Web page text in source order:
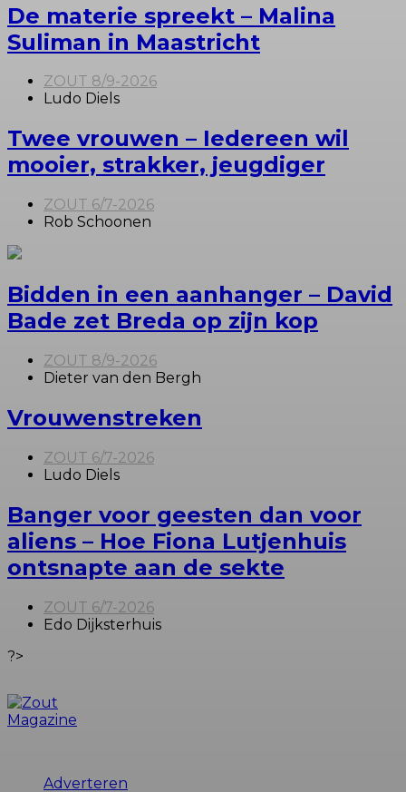
De materie spreekt – Malina
Suliman in Maastricht
ZOUT 8/9-2026
Ludo Diels
Twee vrouwen – Iedereen wil
mooier, strakker, jeugdiger
ZOUT 6/7-2026
Rob Schoonen
Bidden in een aanhanger – David
Bade zet Breda op zijn kop
ZOUT 8/9-2026
Dieter van den Bergh
Vrouwenstreken
ZOUT 6/7-2026
Ludo Diels
Banger voor geesten dan voor
aliens – Hoe Fiona Lutjenhuis
ontsnapte aan de sekte
ZOUT 6/7-2026
Edo Dijksterhuis
?>
Adverteren